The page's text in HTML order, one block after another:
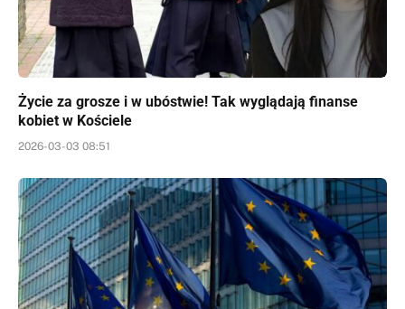
Życie za grosze i w ubóstwie! Tak wyglądają finanse
kobiet w Kościele
2026-03-03 08:51